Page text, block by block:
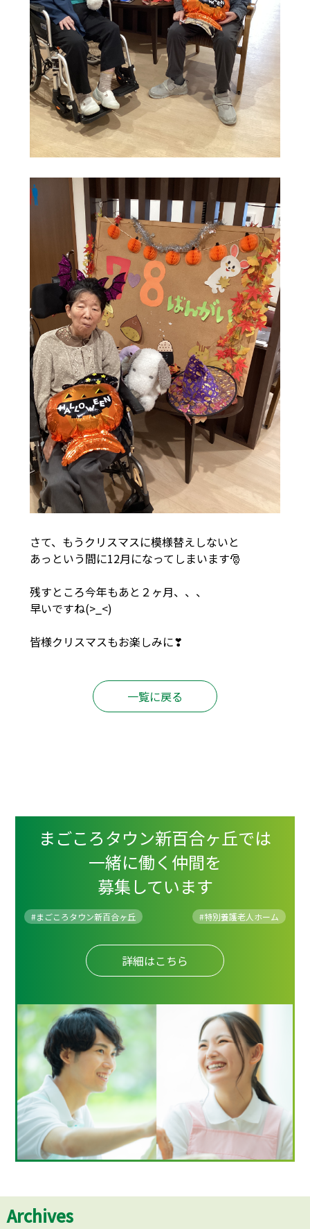
さて、もうクリスマスに模様替えしないと
あっという間に12月になってしまいます🎅
残すところ今年もあと２ヶ月、、、
早いですね(>_<)
皆様クリスマスもお楽しみに❣
一覧に戻る
まごころタウン新百合ヶ丘では
一緒に働く仲間を
募集しています
#まごころタウン新百合ヶ丘 #特別養護老人ホーム
詳細はこちら
Archives